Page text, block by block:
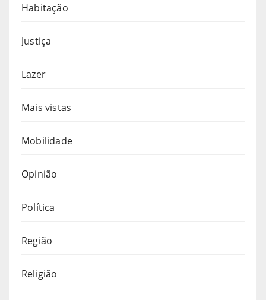
Habitação
Justiça
Lazer
Mais vistas
Mobilidade
Opinião
Política
Região
Religião